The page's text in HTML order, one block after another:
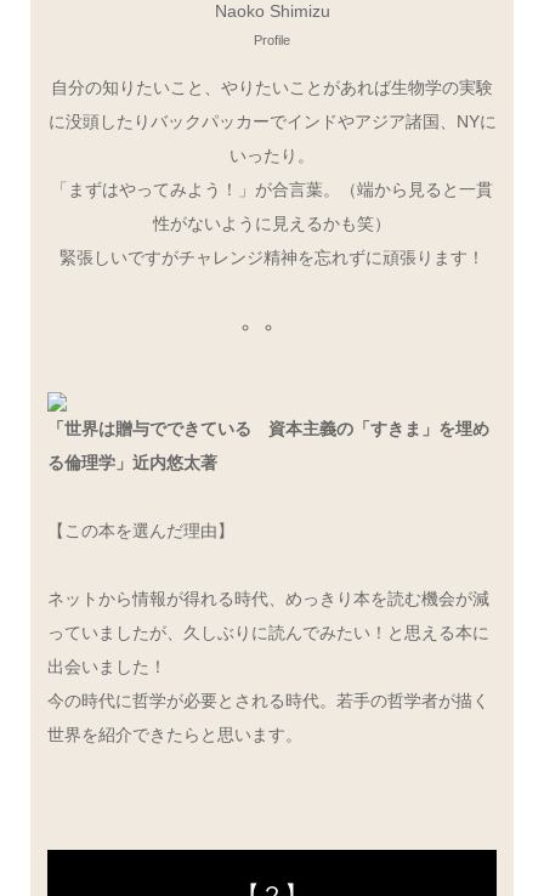
Naoko Shimizu
Profile
自分の知りたいこと、やりたいことがあれば生物学の実験
に没頭したりバックパッカーでインドやアジア諸国、NYに
いったり。
「まずはやってみよう！」が合言葉。（端から見ると一貫
性がないように見えるかも笑）
緊張しいですがチャレンジ精神を忘れずに頑張ります！
「世界は贈与でできている 資本主義の「すきま」を埋め
る倫理学」近内悠太著
【この本を選んだ理由】
ネットから情報が得れる時代、めっきり本を読む機会が減
っていましたが、久しぶりに読んでみたい！と思える本に
出会いました！
今の時代に哲学が必要とされる時代。若手の哲学者が描く
世界を紹介できたらと思います。